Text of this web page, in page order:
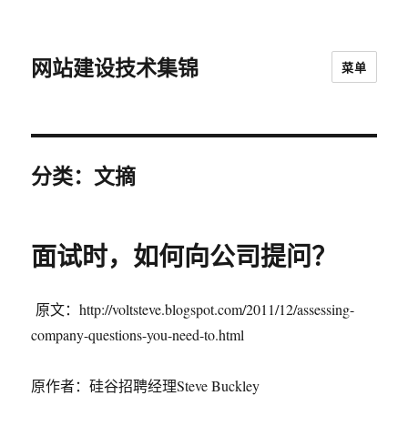
网站建设技术集锦 菜单
分类：文摘
面试时，如何向公司提问？
原文：http://voltsteve.blogspot.com/2011/12/assessing-
company-questions-you-need-to.html
原作者：硅谷招聘经理Steve Buckley